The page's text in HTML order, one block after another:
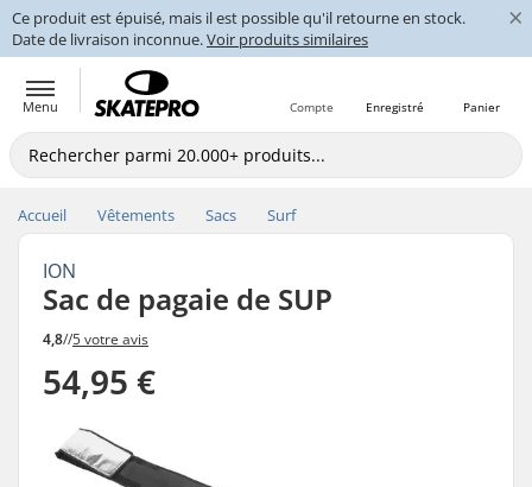
Ce produit est épuisé, mais il est possible qu'il retourne en stock.
Date de livraison inconnue.Voir produits similaires
×
Menu Panier
Enregistré
Compte
Accueil Vêtements Sacs Surf
ION
Sac de pagaie de SUP
4,8//5 votre avis
54,95 €